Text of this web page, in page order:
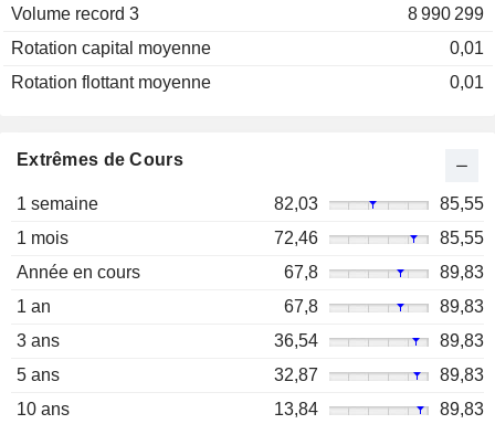
Volume record 3
8 990 299
Rotation capital moyenne
0,01
Rotation flottant moyenne
0,01
Extrêmes de Cours
1 semaine 82,03
85,55
1 mois
72,46
85,55
Année en cours
67,8
89,83
1 an
67,8
89,83
3 ans
36,54
89,83
5 ans
32,87
89,83
10 ans
13,84 89,83